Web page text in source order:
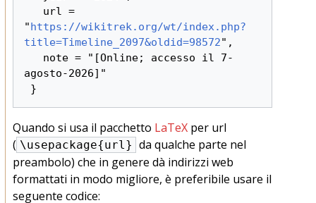
"https://wikitrek.org/wt/index.php?
title=Timeline_2097&oldid=98572",
agosto-2026]"
Quando si usa il pacchetto LaTeXper url
( \usepackage{url} da qualche parte nel
preambolo) che in genere dà indirizzi web
formattati in modo migliore, è preferibile usare il
seguente codice: